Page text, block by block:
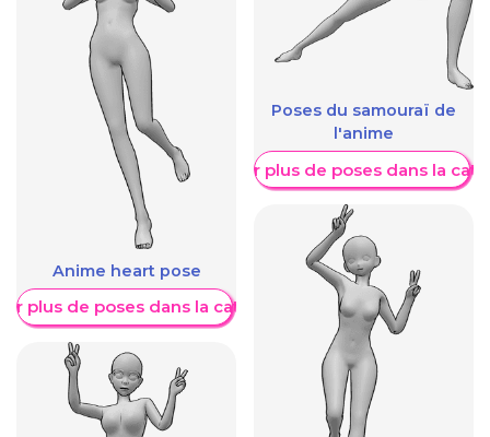
Anime heart pose
plus de poses dans la catégorie
Poses du samouraï de
l'anime
Afficher plus de poses dans la